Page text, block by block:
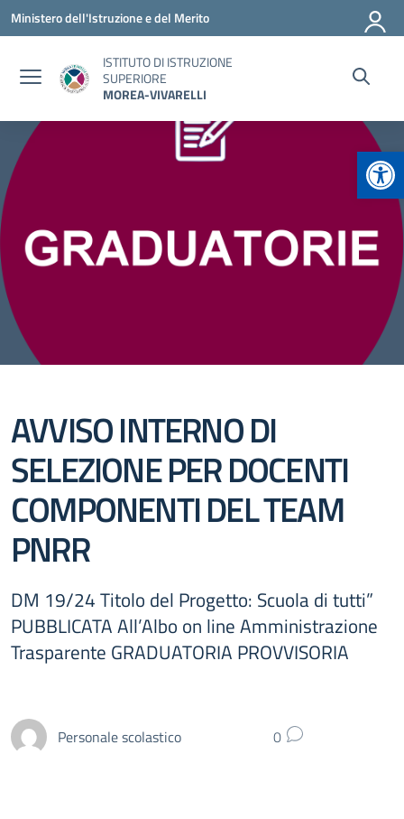
Vai ai contenuti
Vai al menu di navigazione
Vai al footer
Ministero dell'Istruzione e del Merito
ISTITUTO DI ISTRUZIONE
SUPERIORE
MOREA-VIVARELLI
AVVISO INTERNO DI
SELEZIONE PER DOCENTI
COMPONENTI DEL TEAM
PNRR
DM 19/24 Titolo del Progetto: Scuola di tutti”
PUBBLICATA All’Albo on line Amministrazione
Trasparente GRADUATORIA PROVVISORIA
Personale scolastico 0